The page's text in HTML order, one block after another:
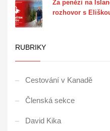
Za penězi na
rozhovor s
RUBRIKY
Cestování v Kanadě
Členská sekce
David Kika